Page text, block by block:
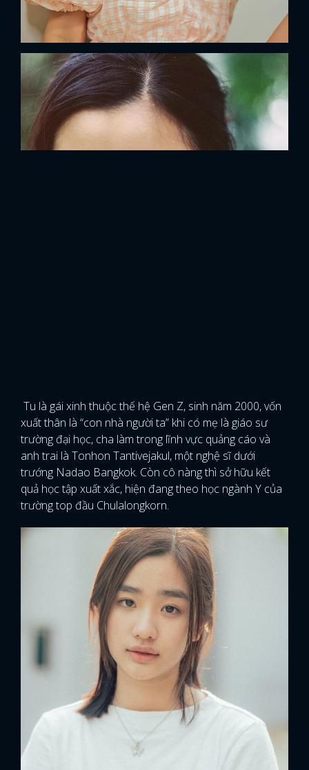
Tu là gái xinh thuộc thế hệ Gen Z, sinh năm 2000, vốn
xuất thân là “con nhà người ta” khi có mẹ là giáo sư
trường đại học, cha làm trong lĩnh vực quảng cáo và
anh trai là Tonhon Tantivejakul, một nghệ sĩ dưới
trướng Nadao Bangkok. Còn cô nàng thì sở hữu kết
quả học tập xuất xắc, hiện đang theo học ngành Y của
trường top đầu Chulalongkorn.